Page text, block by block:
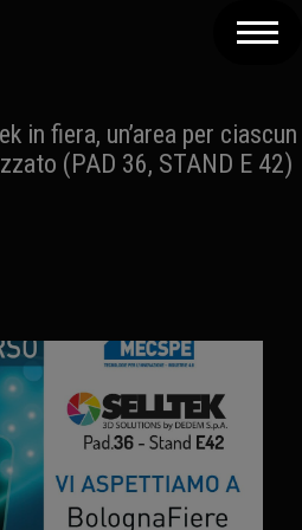
in fiera, un’area per ciascun
(PAD 36, STAND E 42)